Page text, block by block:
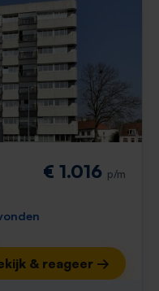
€ 1.016 p/m
& reageer →